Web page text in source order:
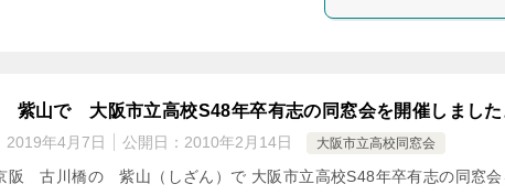
紫山で 大阪市立高校S48年卒有志の同窓会を開催しました
2019年4月7日 公開日： 2010年2月14日 大阪市立高校同窓会
阪 古川橋の 紫山（しざん）で 大阪市立高校S48年卒有志の同窓会